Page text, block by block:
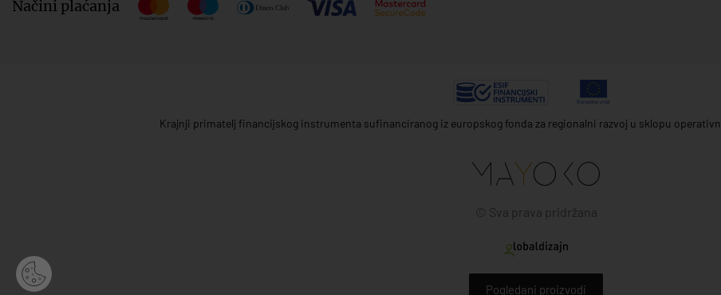
Pogledani proizvodi
Načini plaćanja
Krajnji primatelj financijskog instrumenta sufinanciranog iz europskog fonda za regionalni razvoj u sklopu
© Sva prava pridržana